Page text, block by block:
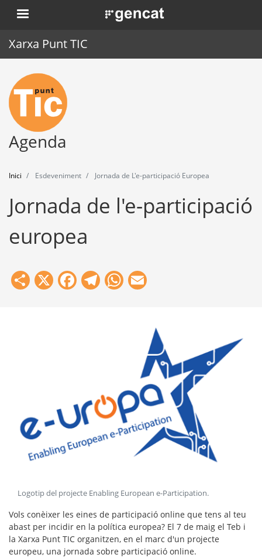
Vés
al
. Obre en una nova finestra.
Xarxa Punt TIC
Inici
Punt TIC
Actualitat
Eines
Agenda
Inici Esdeveniment Jornada de L'e-participació Europea
Jornada de l'e-participació
europea
Share
X Facebook
Telegram
WhatsApp
Logotip del projecte Enabling European e-Participation.
Vols conèixer les eines de participació online que tens al teu
abast per incidir en la política europea? El 7 de maig el Teb i
la Xarxa Punt TIC organitzen, en el marc d'un projecte
europeu, una jornada sobre participació online.